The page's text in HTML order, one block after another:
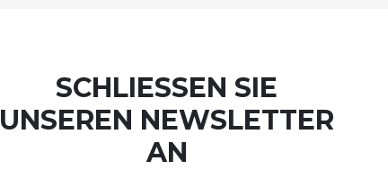
SCHLIESSEN SIE
UNSEREN NEWSLETTER
AN